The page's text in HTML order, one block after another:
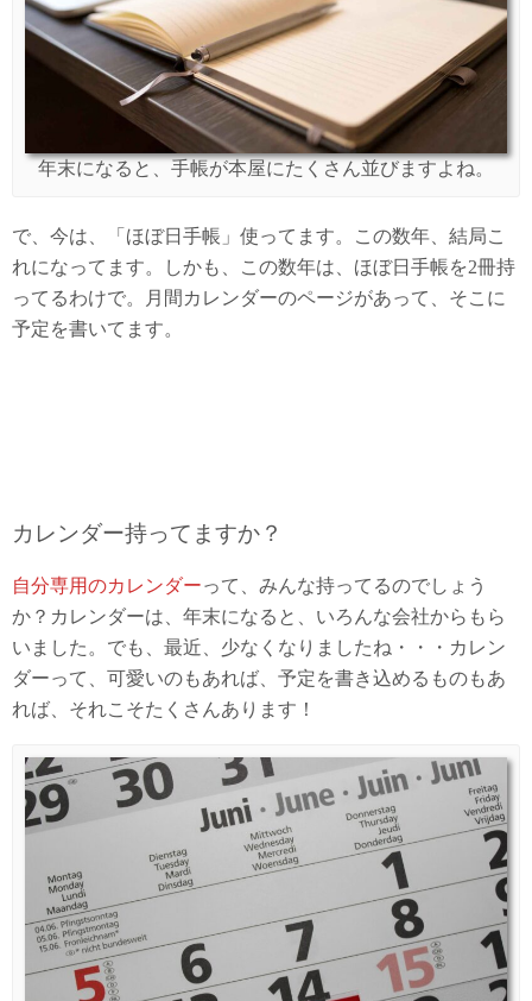
年末になると、手帳が本屋にたくさん並びますよね。
で、今は、「ほぼ日手帳」使ってます。この数年、結局こ
れになってます。しかも、この数年は、ほぼ日手帳を2冊持
ってるわけで。月間カレンダーのページがあって、そこに
予定を書いてます。
カレンダー持ってますか？
自分専用のカレンダーって、みんな持ってるのでしょう
か？カレンダーは、年末になると、いろんな会社からもら
いました。でも、最近、少なくなりましたね・・・カレン
ダーって、可愛いのもあれば、予定を書き込めるものもあ
れば、それこそたくさんあります！